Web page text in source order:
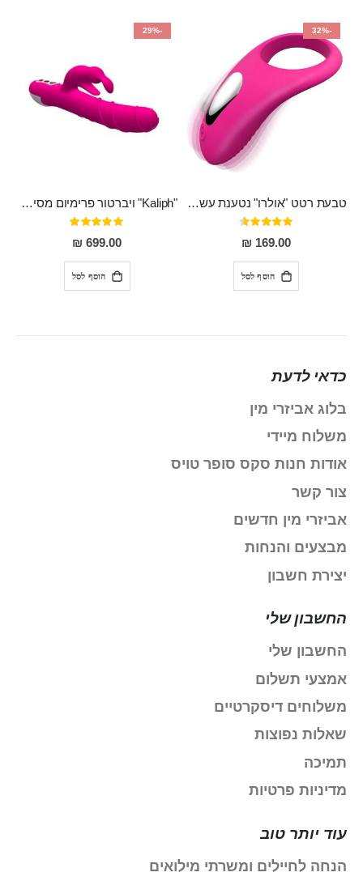
-32%
טבעת רטט "אולרו" נטענת עשויה סיליקון רפואי עם רטט חזק ומטריף חושים
דירוג:
91%
169.00 ₪
הוסף לסל
-29%
"Kaliph" ויברטור פרימיום מסיליקון רפואי , נטען, שקט במיוחד, מסתובב ומתפתל, שמנמן עם חדירה 14 סמ
דירוג:
100%
699.00 ₪
הוסף לסל
כדאי לדעת
בלוג אביזרי מין
משלוח מיידי
אודות חנות סקס סופר טויס
צור קשר
אביזרי מין חדשים
מבצעים והנחות
יצירת חשבון
החשבון שלי
החשבון שלי
אמצעי תשלום
משלוחים דיסקרטיים
שאלות נפוצות
תמיכה
מדיניות פרטיות
עוד יותר טוב
הנחה לחיילים ומשרתי מילואים